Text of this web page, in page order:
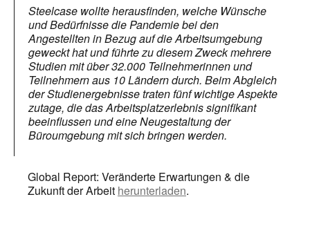
Steelcase wollte herausfinden, welche Wünsche
und Bedürfnisse die Pandemie bei den
Angestellten in Bezug auf die Arbeitsumgebung
geweckt hat und führte zu diesem Zweck mehrere
Studien mit über 32.000 Teilnehmerinnen und
Teilnehmern aus 10 Ländern durch. Beim Abgleich
der Studienergebnisse traten fünf wichtige Aspekte
zutage, die das Arbeitsplatzerlebnis signifikant
beeinflussen und eine Neugestaltung der
Büroumgebung mit sich bringen werden.
Global Report: Veränderte Erwartungen & die
Zukunft der Arbeit herunterladen.